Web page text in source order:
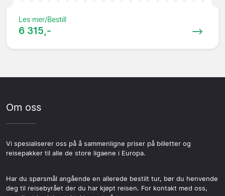
Les mer/Bestill
6 315,-
Om oss
Vi spesialiserer oss på å sammenligne priser på billetter og
reisepakker til alle de store ligaene i Europa.
Har du spørsmål angående en allerede bestilt tur, bør du henvende
deg til reisebyrået der du har kjøpt reisen. For kontakt med oss,